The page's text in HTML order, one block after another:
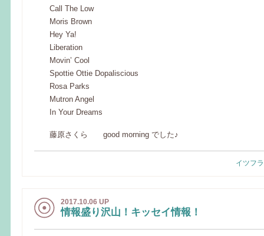
Call The Low
Moris Brown
Hey Ya!
Liberation
Movin’ Cool
Spottie Ottie Dopaliscious
Rosa Parks
Mutron Angel
In Your Dreams
藤原さくら good morning でした♪
イツフ
2017.10.06 UP
情報盛り沢山！キッセイ情報！